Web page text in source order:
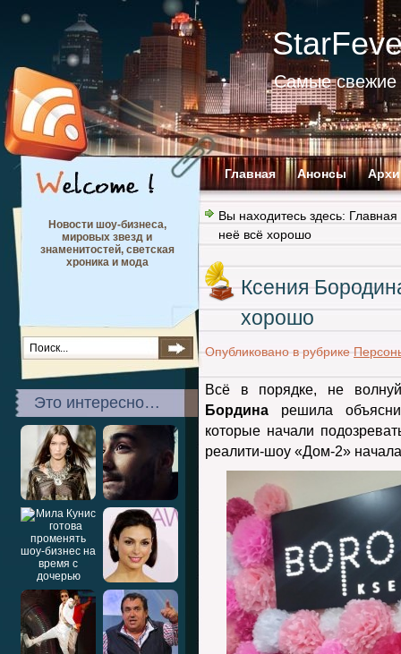
Самые свежие
Главная Анонсы
Новости шоу-бизнеса,
мировых звезд и
знаменитостей, светская
хроника и мода
Это интересно…
Вы находитесь здесь: Главная
неё всё хорошо
Ксения
хорошо
Опубликовано в рубрике
Всё в порядке, не
Бордина решила
которые начали
реалити-шоу «Дом-2»